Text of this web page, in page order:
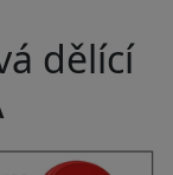
dělící